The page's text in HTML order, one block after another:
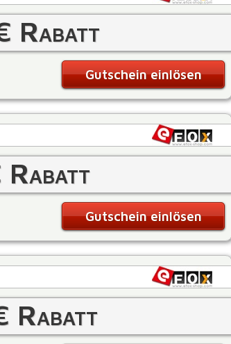
Rabatt
Gutschein einlösen
Rabatt
Gutschein einlösen
Rabatt